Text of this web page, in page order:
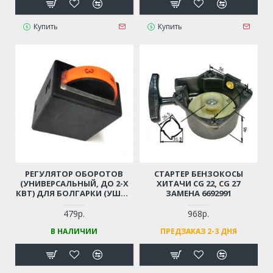
Купить Купить
РЕГУЛЯТОР ОБОРОТОВ
(УНИВЕРСАЛЬНЫЙ, ДО 2-Х
КВТ) ДЛЯ БОЛГАРКИ (УШМ),
ПЕРФОРАТОРА, ДРЕЛИ И ПР.
479р.
В НАЛИЧИИ
СТАРТЕР БЕНЗОКОСЫ
ХИТАЧИ CG 22, CG 27
ЗАМЕНА 6692991
968р.
ПРЕДЗАКАЗ 2-3 ДНЯ